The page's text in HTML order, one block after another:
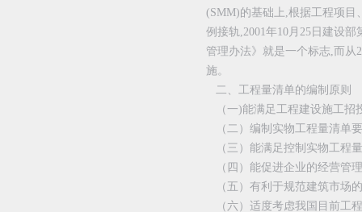
(SMM)的基础上,根据工程项目
例接轨,2001年10月25日建设
管理办法》就是一个标志,而从
施。
二、工程量清单的编制原则
（一)能满足工程建设施工招
（二）编制实物工程量清单
（三）能满足控制实物工程
（四）能促进企业的经营管
（五）有利于规范建筑市场
（六）适度考虑我国目前工